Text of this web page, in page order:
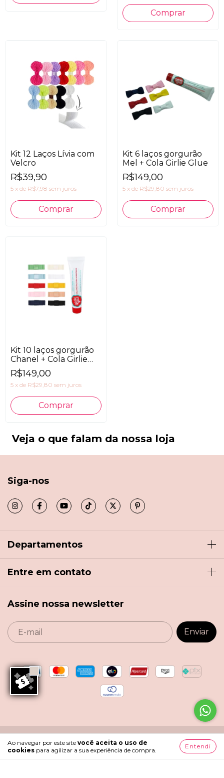
Ao navegar por este site você aceita o uso de
cookies para agilizar a sua experiência de compra.
Entendi
Kit 12 Laços Lívia com
Velcro
R$39,90
5 x de R$7,98 sem juros
Kit 6 laços gorgurão
Mel + Cola Girlie Glue
R$149,00
5 x de R$29,80 sem juros
Kit 10 laços gorgurão
Chanel + Cola Girlie
Glue
R$149,00
5 x de R$29,80 sem juros
Veja o que falam da nossa loja
Siga-nos
Departamentos
Entre em contato
Assine nossa newsletter
Copyright Menina de Laço - 18360349000108 - 2026. Todos
os direitos reservados.